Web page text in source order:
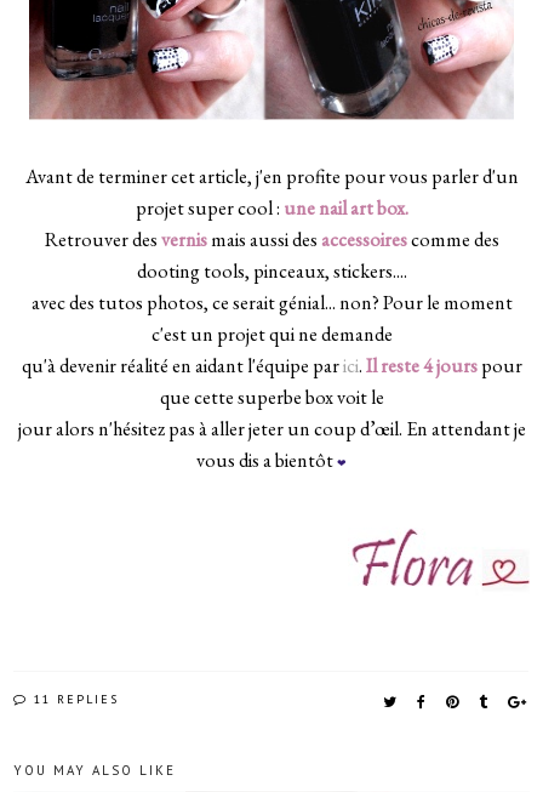
Avant de terminer cet article, j'en profite pour vous parler d'un
projet super cool : une nail art box.
Retrouver desvernismais aussi des accessoirescomme des
dooting tools, pinceaux, stickers....
avec des tutos photos, ce serait génial... non? Pour le moment
c'est un projet qui ne demande
qu'à devenir réalité en aidant l'équipe parici.Il reste 4 jours pour
que cette superbe box voit le
jour alors n'hésitez pas à aller jeter un coup d’œil. En attendant je
vous dis a bientôt ❤
11 REPLIES
YOU MAY ALSO LIKE